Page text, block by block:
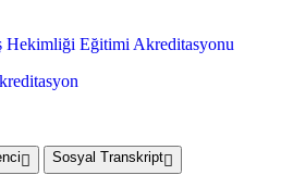
Hekimliği Eğitimi Akreditasyonu
Sosyal Transkript